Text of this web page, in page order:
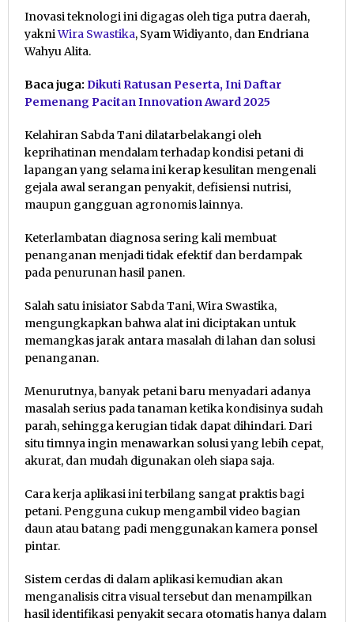
Inovasi teknologi ini digagas oleh tiga putra daerah,
yakniWira Swastika, Syam Widiyanto, dan Endriana
Wahyu Alita.
Baca juga: Dikuti Ratusan Peserta, Ini Daftar
Pemenang Pacitan Innovation Award 2025
Kelahiran Sabda Tani dilatarbelakangi oleh
keprihatinan mendalam terhadap kondisi petani di
lapangan yang selama ini kerap kesulitan mengenali
gejala awal serangan penyakit, defisiensi nutrisi,
maupun gangguan agronomis lainnya.
Keterlambatan diagnosa sering kali membuat
penanganan menjadi tidak efektif dan berdampak
pada penurunan hasil panen.
Salah satu inisiator Sabda Tani, Wira Swastika,
mengungkapkan bahwa alat ini diciptakan untuk
memangkas jarak antara masalah di lahan dan solusi
penanganan.
Menurutnya, banyak petani baru menyadari adanya
masalah serius pada tanaman ketika kondisinya sudah
parah, sehingga kerugian tidak dapat dihindari. Dari
situ timnya ingin menawarkan solusi yang lebih cepat,
akurat, dan mudah digunakan oleh siapa saja.
Cara kerja aplikasi ini terbilang sangat praktis bagi
petani. Pengguna cukup mengambil video bagian
daun atau batang padi menggunakan kamera ponsel
pintar.
Sistem cerdas di dalam aplikasi kemudian akan
menganalisis citra visual tersebut dan menampilkan
hasil identifikasi penyakit secara otomatis hanya dalam